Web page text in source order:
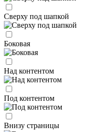
Сверху под шапкой
Боковая
Над контентом
Под контентом
Внизу страницы